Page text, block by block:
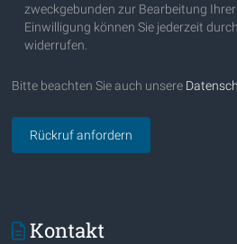
zweckgebunden zur Bearbeitung
Einwilligung können Sie jederzeit
widerrufen.
Bitte beachten Sie auch unsere
Kontakt